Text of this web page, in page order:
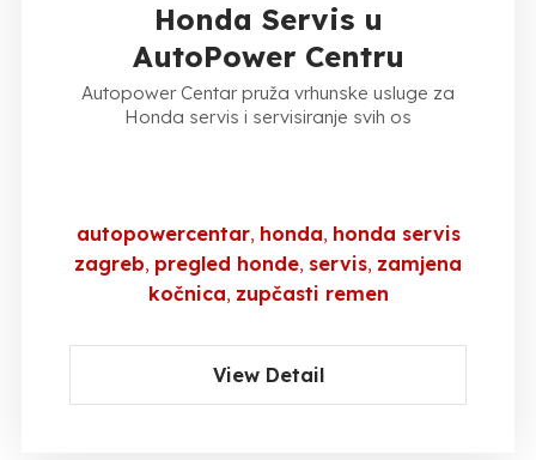
Honda Servis u
AutoPower Centru
Autopower Centar pruža vrhunske usluge za
Honda servis i servisiranje svih os
autopowercentar honda honda servis
zagreb pregled honde servis zamjena
kočnica zupčasti remen
View Detail